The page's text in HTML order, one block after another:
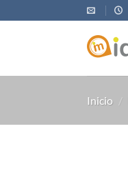
al
Inicio /